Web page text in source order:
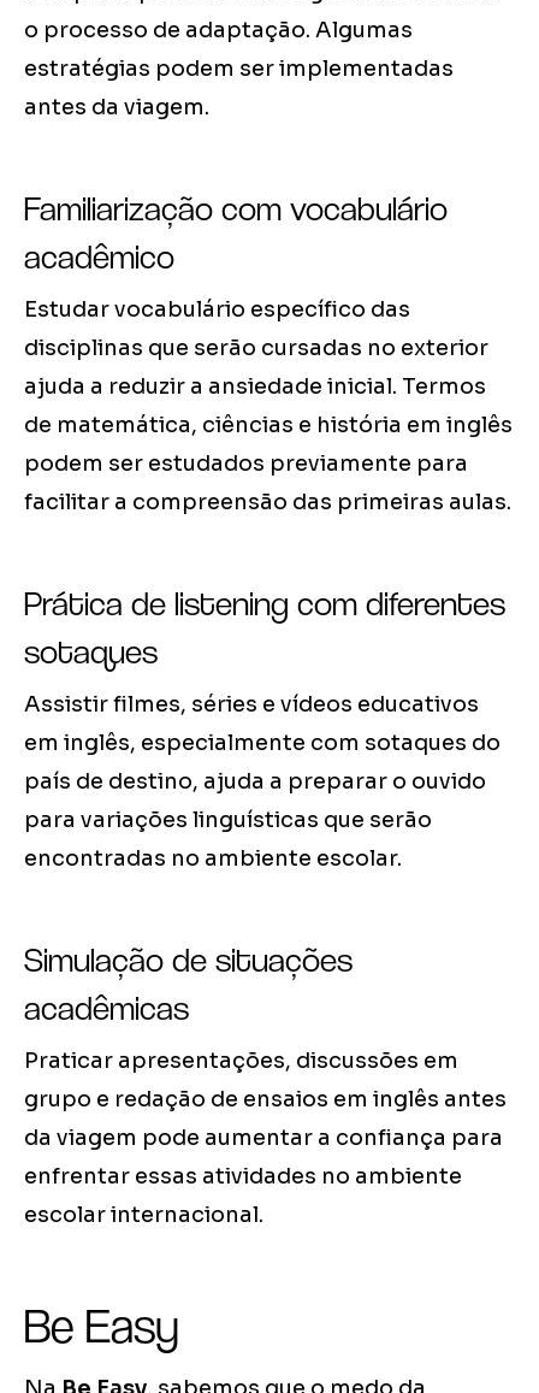
o processo de adaptação. Algumas
estratégias podem ser implementadas
antes da viagem.
Familiarização com vocabulário
acadêmico
Estudar vocabulário específico das
disciplinas que serão cursadas no exterior
ajuda a reduzir a ansiedade inicial. Termos
de matemática, ciências e história em inglês
podem ser estudados previamente para
facilitar a compreensão das primeiras aulas.
Prática de listening com diferentes
sotaques
Assistir filmes, séries e vídeos educativos
em inglês, especialmente com sotaques do
país de destino, ajuda a preparar o ouvido
para variações linguísticas que serão
encontradas no ambiente escolar.
Simulação de situações
acadêmicas
Praticar apresentações, discussões em
grupo e redação de ensaios em inglês antes
da viagem pode aumentar a confiança para
enfrentar essas atividades no ambiente
escolar internacional.
Be Easy